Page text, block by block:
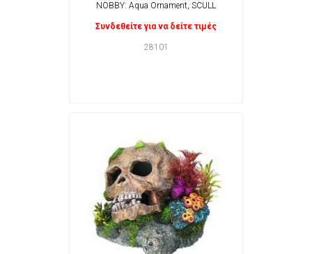
NOBBY: Aqua Ornament, SCULL
Συνδεθείτε για να δείτε τιμές
28101